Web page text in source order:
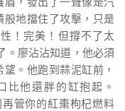
地擋住了攻擊，只是
！完美！但撐不了太
。廖沾沾知道，他必須
。他跑到蒜泥缸前，
比他還胖的缸抱起。
再管你的紅棗枸杞燃料